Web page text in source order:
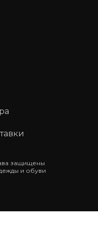
защищены
и обуви